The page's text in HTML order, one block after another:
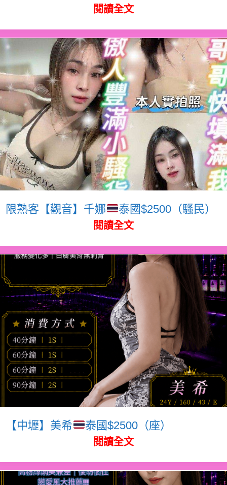
閱讀全文
限熟客【觀音】千娜 泰國$2500（騷民）
閱讀全文
【中壢】美希 泰國$2500（座）
閱讀全文